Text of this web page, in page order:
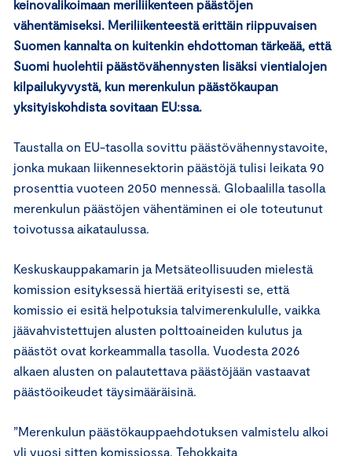
keinovalikoimaan meriliikenteen päästöjen
vähentämiseksi. Meriliikenteestä erittäin riippuvaisen
Suomen kannalta on kuitenkin ehdottoman tärkeää, että
Suomi huolehtii päästövähennysten lisäksi vientialojen
kilpailukyvystä, kun merenkulun päästökaupan
yksityiskohdista sovitaan EU:ssa.
Taustalla on EU-tasolla sovittu päästövähennystavoite,
jonka mukaan liikennesektorin päästöjä tulisi leikata 90
prosenttia vuoteen 2050 mennessä. Globaalilla tasolla
merenkulun päästöjen vähentäminen ei ole toteutunut
toivotussa aikataulussa.
Keskuskauppakamarin ja Metsäteollisuuden mielestä
komission esityksessä hiertää erityisesti se, että
komissio ei esitä helpotuksia talvimerenkululle, vaikka
jäävahvistettujen alusten polttoaineiden kulutus ja
päästöt ovat korkeammalla tasolla. Vuodesta 2026
alkaen alusten on palautettava päästöjään vastaavat
päästöoikeudet täysimääräisinä.
”Merenkulun päästökauppaehdotuksen valmistelu alkoi
yli vuosi sitten komissiossa. Tehokkaita